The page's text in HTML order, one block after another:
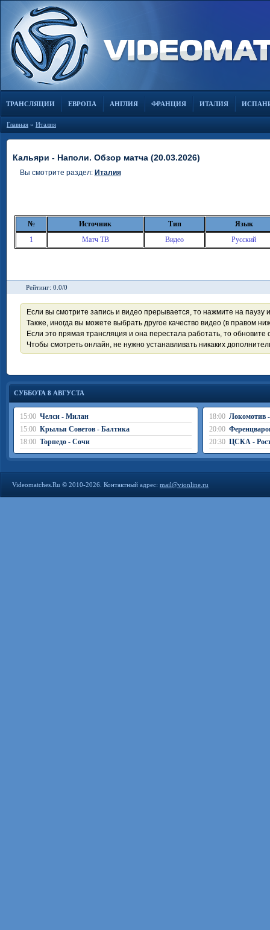
ТРАНСЛЯЦИИ ЕВРОПА АНГЛИЯ ФРАНЦИЯ ИТАЛИЯ
Главная » Италия
Кальяри - Наполи. Обзор матча (20.03.2026)
Вы смотрите раздел: Италия
№ Источник Тип
Язык
1
Матч ТВ Видео Русский
Рейтинг: 0.0/0
Если вы смотрите запись и видео прерывается, то нажмите на паузу
Также, иногда вы можете выбрать другое качество видео (в правом
Если это прямая трансляция и она перестала работать, то обновите
Чтобы смотреть онлайн, не нужно устанавливать никаких
СУББОТА 8 АВГУСТА
15:00 Челси - Милан
15:00 Крылья Советов - Балтика
18:00 Торпедо - Сочи
18:00 Локомотив
20:00
20:30 ЦСКА -
Videomatches.Ru © 2010-2026. Контактный адрес: mail@vionline.ru